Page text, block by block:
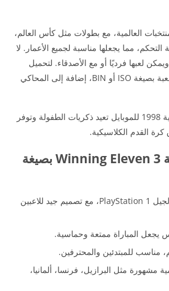
العالمية، مع بطولات مثل كأس العالم،
مما يجعلها مناسبة لجميع الأعمار. لا
لعبها فرديًا أو مع الأصدقاء. لتحميل
اللعبة، ستحتاج إلى ملف اللعبة بصيغة ISO أو BIN، إضافة إلى المحاكي
تجربة لعبة كرة القدم اليابانية 1998 للموبايل تعيد ذكريات الطفولة وتوفر
القدم الكلاسيكية.
مميزات تحميل لعبة Winning Eleven 3 بصيغة
رسومات مميزة بالنسبة لجيل PlayStation 1، مع تصميم جيد للاعبين
المباراة ممتعة وحماسية.
مناسب للمبتدئين والمحترفين.
مشهورة مثل البرازيل، فرنسا، ألمانيا،